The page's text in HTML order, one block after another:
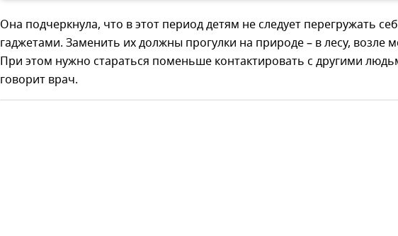
Она подчеркнула, что в этот период детям не следует перегружать
гаджетами. Заменить их должны прогулки на природе – в лесу, возле
При этом нужно стараться поменьше контактировать с другими
говорит врач.